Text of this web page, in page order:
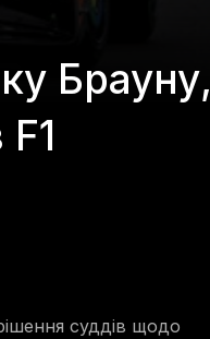
Брауну,
суддів щодо